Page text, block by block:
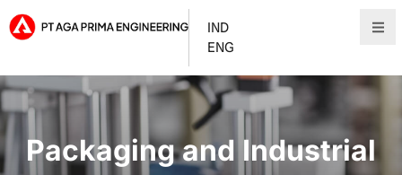
IND
ENG
Packaging and Industrial